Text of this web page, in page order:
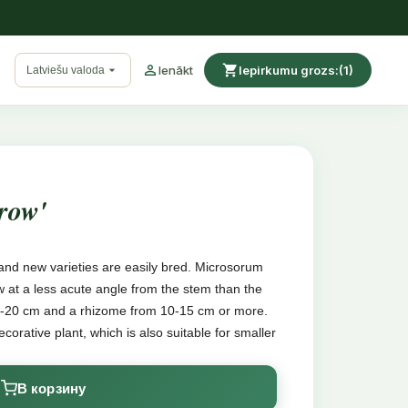
Latviešu valoda  Ienākt shopping_cartIepirkumu grozs:(1)
new varieties are easily bred. Microsorum
a less acute angle from the stem than the
cm and a rhizome from 10-15 cm or more.
plant, which is also suitable for smaller
В корзину